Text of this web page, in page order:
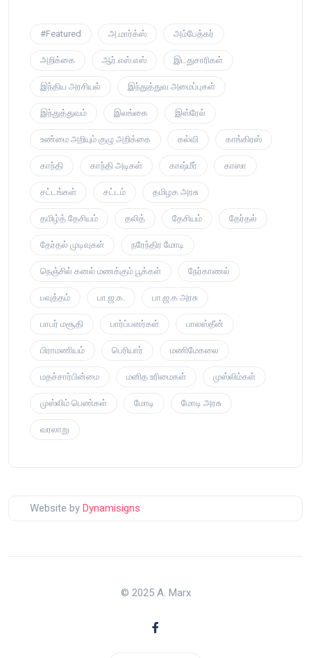
#Featured அ.மார்க்ஸ் அம்பேத்கர்
அறிக்கை ஆர்.எஸ்.எஸ் இடதுசாரிகள்
இந்திய அரசியல் இந்துத்துவ அமைப்புகள்
இந்துத்துவம் இலங்கை இஸ்ரேல்
உண்மை அறியும் குழு அறிக்கை கல்வி காங்கிரஸ்
காந்தி காந்தி அடிகள் காஷ்மீர் காஸா
சட்டங்கள் சட்டம் தமிழக அரசு
தமிழ்த் தேசியம் தலித் தேசியம் தேர்தல்
தேர்தல் முடிவுகள் நரேந்திர மோடி
நெஞ்சில் கனல் மணக்கும் பூக்கள் நேர்காணல்
பவுத்தம் பா.ஜ.க. பா.ஜ.க அரசு
பாபர் மசூதி பார்ப்பனர்கள் பாலஸ்தீன்
பிராமணியம் பெரியார் மணிமேகலை
மதச்சார்பின்மை மனித உரிமைகள் முஸ்லிம்கள்
முஸ்லிம் பெண்கள் மோடி மோடி அரசு
வரலாறு
Website by Dynamisigns
© 2025 A. Marx